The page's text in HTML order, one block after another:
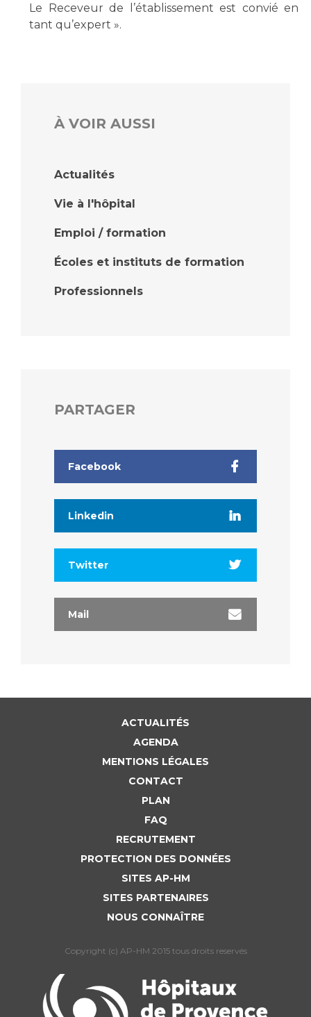
Le Receveur de l’établissement est convié en
tant qu’expert ».
À VOIR AUSSI
Actualités
Vie à l'hôpital
Emploi / formation
Écoles et instituts de formation
Professionnels
PARTAGER
Facebook
Linkedin
Twitter
Mail
ACTUALITÉS
AGENDA
MENTIONS LÉGALES
CONTACT
PLAN
FAQ
RECRUTEMENT
PROTECTION DES DONNÉES
SITES AP-HM
SITES PARTENAIRES
NOUS CONNAÎTRE
Copyright (c) AP-HM 2015 tous droits reservés